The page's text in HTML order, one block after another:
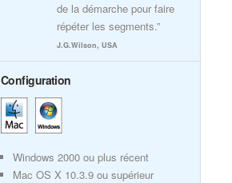
de la démarche pour faire
répéter les segments.”
J.G.Wilson, USA
Configuration
Windows 2000 ou plus récent
Mac OS X 10.3.9 ou supérieur